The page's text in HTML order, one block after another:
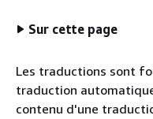
Sur cette page
Les traductions sont
traduction
contenu d'une